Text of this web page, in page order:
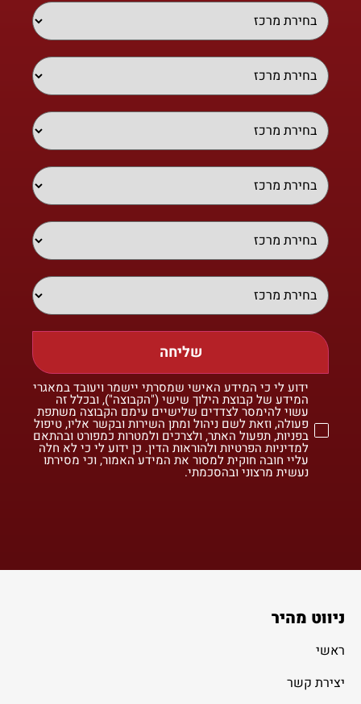
שליחה
ידוע לי כי המידע האישי שמסרתי יישמר ויעובד במאגרי
המידע של קבוצת הילוך שישי ("הקבוצה"), ובכלל זה
עשוי להימסר לצדדים שלישיים עימם הקבוצה משתפת
פעולה, וזאת לשם ניהול ומתן השירות ובקשר אליו, טיפול
בפניות, תפעול האתר, ולצרכים ולמטרות כמפורט ובהתאם
למדיניות הפרטיות ולהוראות הדין. כן ידוע לי כי לא חלה
עליי חובה חוקית למסור את המידע האמור, וכי מסירתו
נעשית מרצוני ובהסכמתי.
ניווט מהיר
ראשי
יצירת קשר